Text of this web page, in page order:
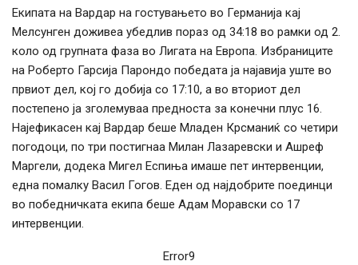
Екипата на Вардар на гостувањето во Германија кај
Мелсунген доживеа убедлив пораз од 34:18 во рамки од 2.
коло од групната фаза во Лигата на Европа. Избраниците
на Роберто Гарсија Парондо победата ја најавија уште во
првиот дел, кој го добија со 17:10, а во вториот дел
постепено ја зголемуваа предноста за конечни плус 16.
Најефикасен кај Вардар беше Младен Крсманиќ со четири
погодоци, по три постигнаа Милан Лазаревски и Ашреф
Маргели, додека Мигел Еспиња имаше пет интервенции,
една помалку Васил Гогов. Еден од најдобрите поединци
во победничката екипа беше Адам Моравски со 17
интервенции.
Error9